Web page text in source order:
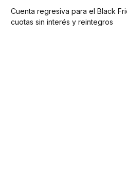
Cuenta regresiva para el Black
cuotas sin interés y reintegros